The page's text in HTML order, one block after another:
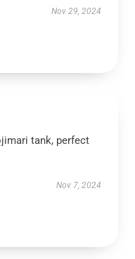
Nov 29, 2024
tank, perfect
Nov 7, 2024